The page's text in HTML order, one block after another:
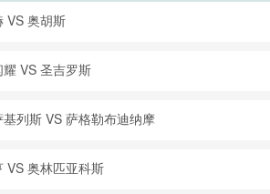
VS 奥胡斯
VS 圣吉罗斯
列斯 VS 萨格勒布迪纳摩
VS 奥林匹亚科斯